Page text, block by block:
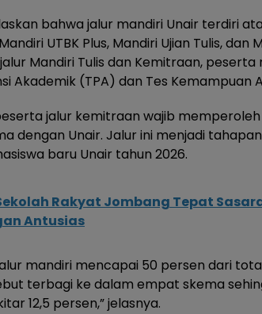
bahwa jalur mandiri Unair terdiri
UTBK Plus, Mandiri Ujian Tulis, dan
Mandiri Tulis dan Kemitraan,
Akademik (TPA) dan Tes Kemampuan
jalur kemitraan wajib
dengan Unair. Jalur ini menjadi
baru Unair tahun 2026.
Rakyat Jombang Tepat
Antusias
mandiri mencapai 50 persen dari
terbagi ke dalam empat skema
12,5 persen,” jelasnya.